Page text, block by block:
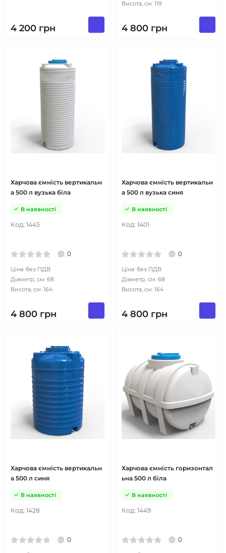
4 200 грн
Висота, см: 119
4 800 грн
Харчова ємність вертикальн
а 500 л вузька біла
Код: 1445
В наявності
0
Ціна: без ПДВ
Діаметр, см: 68
Висота, см: 164
4 800 грн
Харчова ємність вертикальн
а 500 л вузька синя
Код: 1401
В наявності
0
Ціна: без ПДВ
Діаметр, см: 68
Висота, см: 164
4 800 грн
Харчова ємність вертикальн
а 500 л синя
Код: 1428
В наявності
0
Харчова ємність горизонтал
ьна 500 л біла
Код: 1449
В наявності
0